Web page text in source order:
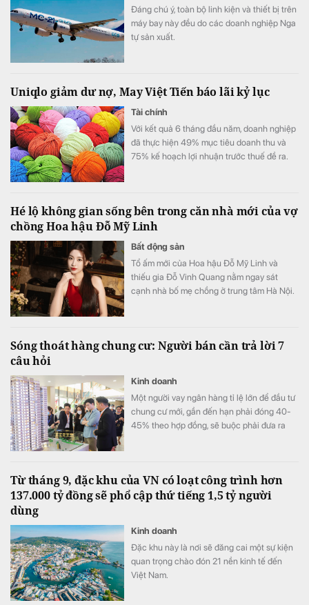
Đáng chú ý, toàn bộ linh kiện và thiết bị trên
máy bay này đều do các doanh nghiệp Nga
tự sản xuất.
Uniqlo giảm dư nợ, May Việt Tiến báo lãi kỷ lục
Tài chính
Với kết quả 6 tháng đầu năm, doanh nghiệp
đã thực hiện 49% mục tiêu doanh thu và
75% kế hoạch lợi nhuận trước thuế đề ra.
Hé lộ không gian sống bên trong căn nhà mới của vợ
chồng Hoa hậu Đỗ Mỹ Linh
Bất động sản
Tổ ấm mới của Hoa hậu Đỗ Mỹ Linh và
thiếu gia Đỗ Vinh Quang nằm ngay sát
cạnh nhà bố mẹ chồng ở trung tâm Hà Nội.
Sóng thoát hàng chung cư: Người bán cần trả lời 7
câu hỏi
Kinh doanh
Một người vay ngân hàng tỉ lệ lớn để đầu tư
chung cư mới, gần đến hạn phải đóng 40-
45% theo hợp đồng, sẽ buộc phải đưa ra
Từ tháng 9, đặc khu của VN có loạt công trình hơn
137.000 tỷ đồng sẽ phổ cập thứ tiếng 1,5 tỷ người
dùng
Kinh doanh
Đặc khu này là nơi sẽ đăng cai một sự kiện
quan trọng chào đón 21 nền kinh tế đến
Việt Nam.